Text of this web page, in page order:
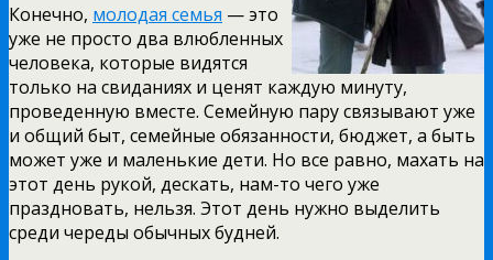
Конечно, молодая семья — это
уже не просто два влюбленных
человека, которые видятся
только на свиданиях и ценят каждую минуту,
проведенную вместе. Семейную пару связывают уже
и общий быт, семейные обязанности, бюджет, а быть
может уже и маленькие дети. Но все равно, махать на
этот день рукой, дескать, нам-то чего уже
праздновать, нельзя. Этот день нужно выделить
среди череды обычных будней.